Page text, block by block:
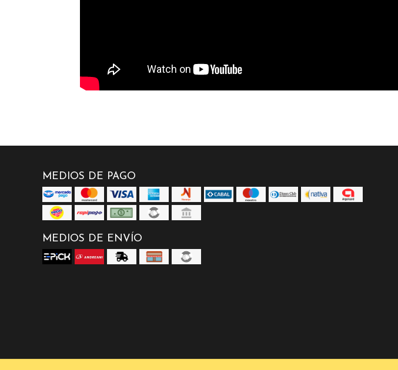
MEDIOS DE PAGO
MEDIOS DE ENVÍO